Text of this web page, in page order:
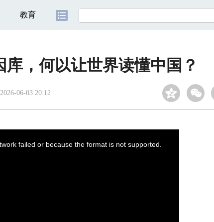
教育
库，何以让世界读懂中国？
2026-06-03 20:12
failed or because the format is not supported.